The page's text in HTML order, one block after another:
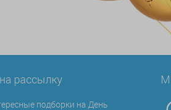
рассылку
подборки на День